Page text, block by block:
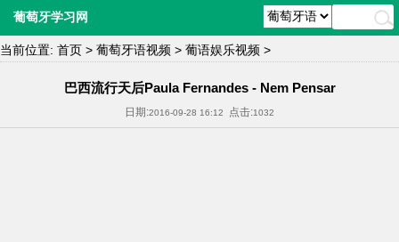
葡萄牙学习网
当前位置: 首页 > 葡萄牙语视频 > 葡语娱乐视频 >
巴西流行天后Paula Fernandes - Nem Pensar
日期:2016-09-28 16:12 点击:1032